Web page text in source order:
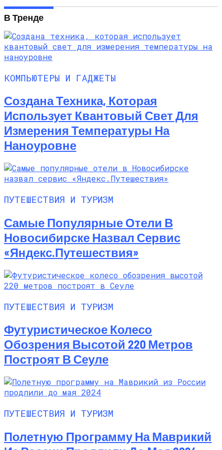
В Тренде
КОМПЬЮТЕРЫ И ГАДЖЕТЫ
Создана Техника, Которая
Использует Квантовый Свет Для
Измерения Температуры На
Наноуровне
ПУТЕШЕСТВИЯ И ТУРИЗМ
Самые Популярные Отели В
Новосибирске Назвал Сервис
«Яндекс.Путешествия»
ПУТЕШЕСТВИЯ И ТУРИЗМ
Футуристическое Колесо
Обозрения Высотой 220 Метров
Построят В Сеуле
ПУТЕШЕСТВИЯ И ТУРИЗМ
Полетную Программу На Маврикий